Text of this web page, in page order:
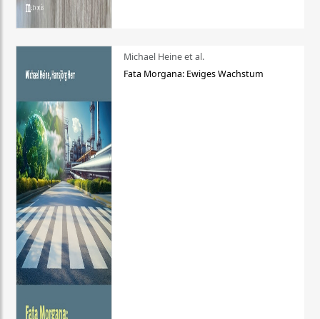
Michael Heine et al.
Fata Morgana: Ewiges Wachstum